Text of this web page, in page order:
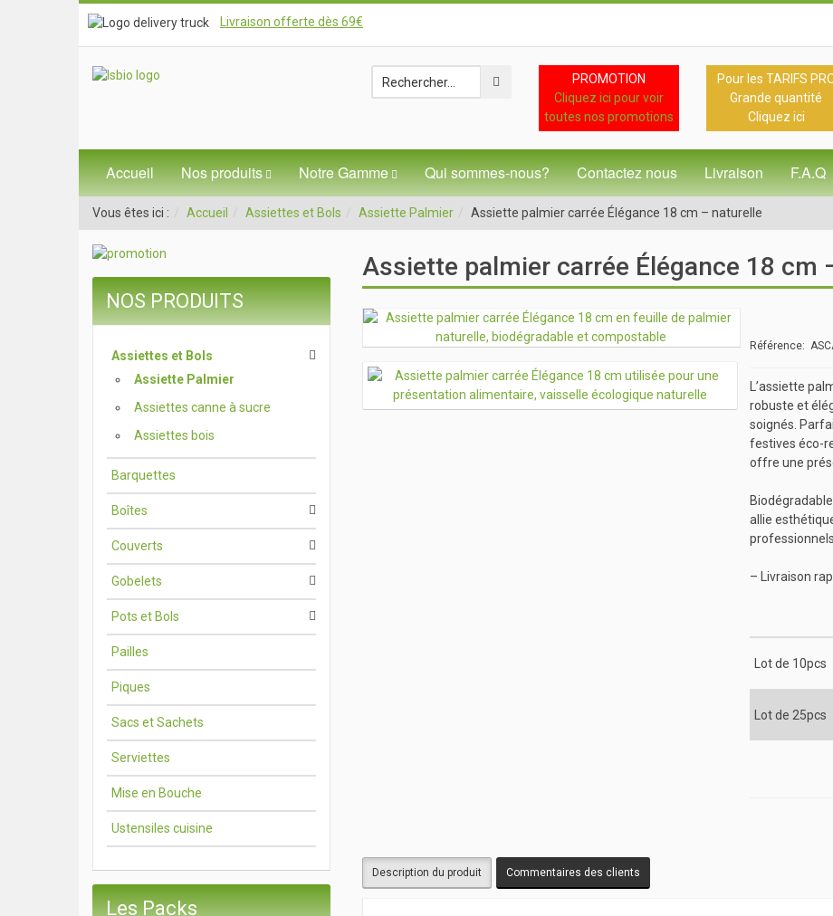
Livraison offerte dès 69€
PROMOTION
Cliquez ici pour voir
toutes nos promotions
Pour les TARIFS
Grande quantité
Cliquez ici
Accueil Nos produits Notre Gamme Qui sommes-nous? Contactez nous Livraison F.A.Q
Vous êtes ici : Accueil Assiettes et Bols Assiette Palmier Assiette palmier carrée Élégance 18 cm – naturelle
Assiette palmier carrée Élégance 18 cm
Référence:
L’assiette
robuste et
soignés.
festives éco-
offre une
allie
professionnels.
– Livraison
Lot de 10pcs
Lot de 25pcs
Description du produit Commentaires des clients
NOS PRODUITS
Assiettes et Bols
Assiette Palmier
Assiettes canne à sucre
Assiettes bois
Barquettes
Boîtes
Couverts
Gobelets
Pots et Bols
Pailles
Piques
Sacs et Sachets
Serviettes
Mise en Bouche
Ustensiles cuisine
Les Packs